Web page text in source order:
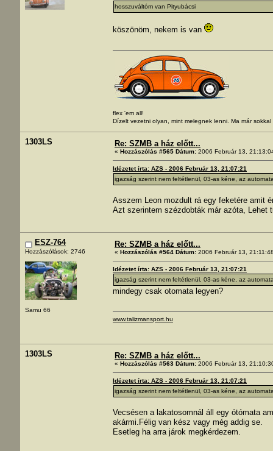
hosszuváltóm van Pityubácsi
köszönöm, nekem is van
flex 'em all!
Dízelt vezetni olyan, mint melegnek lenni. Ma már
1303LS Re: SZMB a ház előtt...
« Hozzászólás #565 Dátum: 2006 Február 13,
Idézetet írta: AZS - 2006 Február 13, 21:07:21
igazság szerint nem feltétlenül, 03-as kéne, az
Asszem Leon mozdult rá egy feketére amit
Azt szerintem szézdobták már azóta, Lehet
ESZ-764
Hozzászólások: 2746
Samu 66
Re: SZMB a ház előtt...
« Hozzászólás #564 Dátum: 2006 Február 13,
Idézetet írta: AZS - 2006 Február 13, 21:07:21
igazság szerint nem feltétlenül, 03-as kéne, az
mindegy csak otomata legyen?
www.talizmansport.hu
1303LS Re: SZMB a ház előtt...
« Hozzászólás #563 Dátum: 2006 Február 13,
Idézetet írta: AZS - 2006 Február 13, 21:07:21
igazság szerint nem feltétlenül, 03-as kéne, az
Vecsésen a lakatosomnál áll egy ótómata
akármi.Félig van kész vagy még addig se.
Esetleg ha arra járok megkérdezem.